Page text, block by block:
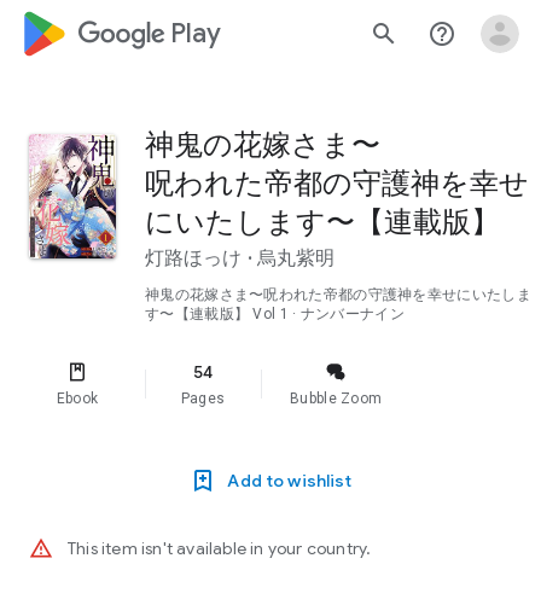
google_logo Play search help_outline
神鬼の花嫁さま〜
呪われた帝都の守護神を幸せ
にいたします〜【連載版】
灯路ほっけ · 烏丸紫明
神鬼の花嫁さま〜呪われた帝都の守護神を幸せにいたしま
す〜【連載版】
Vol 1 · ナンバーナイン
Ebook
54
Pages Bubble Zoom
Add to wishlist
warning_amber This item isn't available in your country.